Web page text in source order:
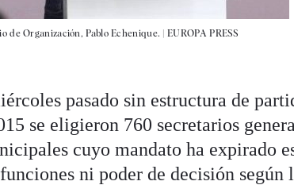
de Organización, Pablo Echenique. |EUROPA PRESS
pasado sin estructura de
se eligieron 760 secretarios
cuyo mandato ha expirado
ni poder de decisión según